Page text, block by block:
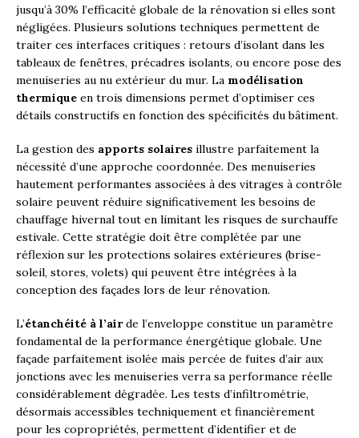
jusqu’à 30% l’efficacité globale de la rénovation si elles sont
négligées. Plusieurs solutions techniques permettent de
traiter ces interfaces critiques : retours d’isolant dans les
tableaux de fenêtres, précadres isolants, ou encore pose des
menuiseries au nu extérieur du mur. La modélisation
thermique en trois dimensions permet d’optimiser ces
détails constructifs en fonction des spécificités du bâtiment.
La gestion des apports solaires illustre parfaitement la
nécessité d’une approche coordonnée. Des menuiseries
hautement performantes associées à des vitrages à contrôle
solaire peuvent réduire significativement les besoins de
chauffage hivernal tout en limitant les risques de surchauffe
estivale. Cette stratégie doit être complétée par une
réflexion sur les protections solaires extérieures (brise-
soleil, stores, volets) qui peuvent être intégrées à la
conception des façades lors de leur rénovation.
L’étanchéité à l’airde l’enveloppe constitue un paramètre
fondamental de la performance énergétique globale. Une
façade parfaitement isolée mais percée de fuites d’air aux
jonctions avec les menuiseries verra sa performance réelle
considérablement dégradée. Les tests d’infiltrométrie,
désormais accessibles techniquement et financièrement
pour les copropriétés, permettent d’identifier et de